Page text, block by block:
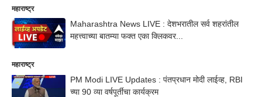
महाराष्ट्र
Maharashtra News LIVE : देशभरातील सर्व शहरांतील
महत्त्वाच्या बातम्या फक्त एका क्लिकवर...
महाराष्ट्र
PM Modi LIVE Updates : पंतप्रधान मोदी लाईव्ह, RBI
च्या 90 व्या वर्षपूर्तीचा कार्यक्रम